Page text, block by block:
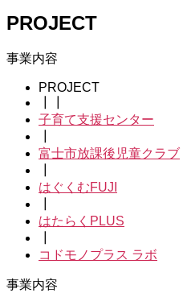
PROJECT
事業内容
PROJECT
子育て支援センター
富士市放課後児童クラブ
はぐくむFUJI
はたらくPLUS
コドモノプラス ラボ
事業内容